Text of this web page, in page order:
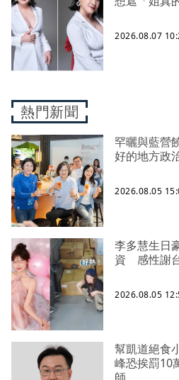
2026.08.07
熱門新聞
罕曬與藍營
好的地方政
2026.08.05
李多慧生日
資 感性謝
2026.08.05
幫凱道絕食
峰恐挨罰10